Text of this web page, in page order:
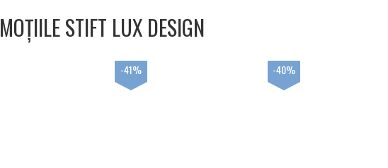
STIFT LUX DESIGN
-41% -40%